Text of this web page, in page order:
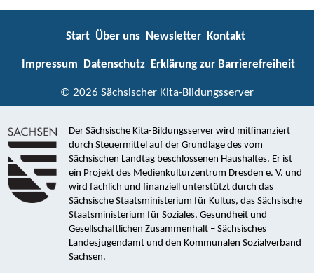
Start Über uns Newsletter Kontakt
Impressum Datenschutz Erklärung zur Barrierefreiheit
© 2026 Sächsischer Kita-Bildungsserver
Der Sächsische Kita-Bildungsserver wird mitfinanziert
durch Steuermittel auf der Grundlage des vom
Sächsischen Landtag beschlossenen Haushaltes. Er ist
ein Projekt des Medienkulturzentrum Dresden e. V. und
wird fachlich und finanziell unterstützt durch das
Sächsische Staatsministerium für Kultus, das Sächsische
Staatsministerium für Soziales, Gesundheit und
Gesellschaftlichen Zusammenhalt – Sächsisches
Landesjugendamt und den Kommunalen Sozialverband
Sachsen.